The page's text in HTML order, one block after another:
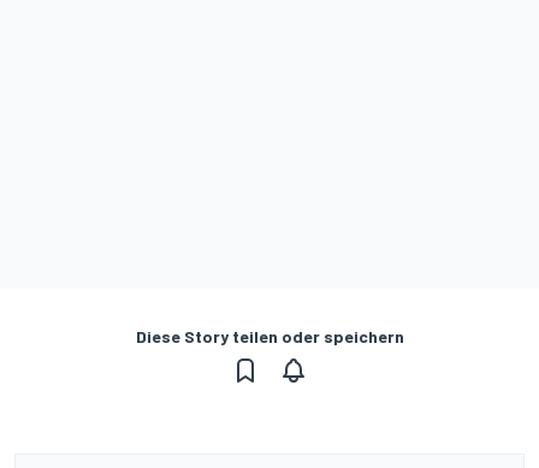
Diese Story teilen oder speichern